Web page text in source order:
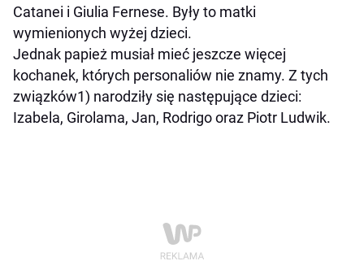
Catanei i Giulia Fernese. Były to matki
wymienionych wyżej dzieci.
Jednak papież musiał mieć jeszcze więcej
kochanek, których personaliów nie znamy. Z tych
związków1) narodziły się następujące dzieci:
Izabela, Girolama, Jan, Rodrigo oraz Piotr Ludwik.